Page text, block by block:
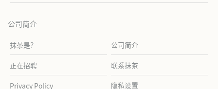
公司简介
抹茶是？ 公司简介
正在招聘 联系抹茶
Privacy Policy 隐私设置